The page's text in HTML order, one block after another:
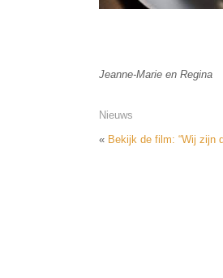
Jeanne-Marie en Regina
Nieuws
« Bekijk de film: “Wij zijn